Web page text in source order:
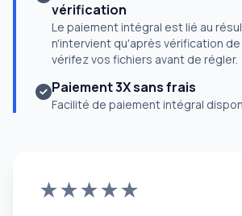
vérification
Le paiement intégral est lié au
n'intervient qu'après vérification de
vérifez vos fichiers avant de régler.
Paiement 3X sans frais
Facilité de paiement intégral
★★★★★